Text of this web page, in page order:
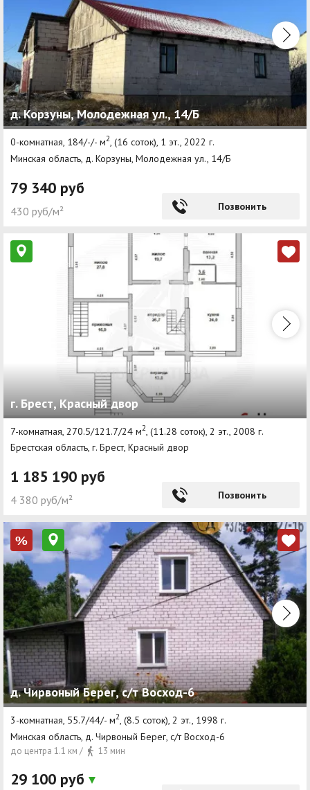
д. Корзуны, Молодежная ул., 14/Б
0-комнатная, 184/-/- м2, (16 соток), 1 эт., 2022 г.
Минская область, д. Корзуны, Молодежная ул., 14/Б
79 340 руб
430 руб/м² Позвонить
г. Брест, Красный двор
7-комнатная, 270.5/121.7/24 м2 , (11.28 соток), 2 эт., 2008 г.
Брестская область, г. Брест, Красный двор
1 185 190 руб
4 380 руб/м² Позвонить
%
д. Чирвоный Берег, с/т Восход-6
3-комнатная, 55.7/44/- м2, (8.5 соток), 2 эт., 1998 г.
Минская область, д. Чирвоный Берег, с/т Восход-6
до центра 1.1 км / 13 мин
29 100 руб